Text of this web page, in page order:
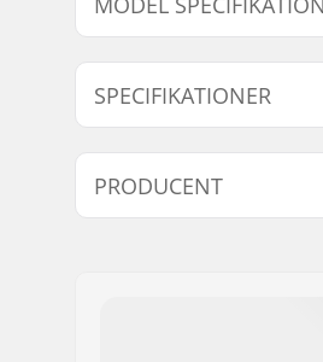
144
363g
SPECIFIKATIONER
Antal per pakke:
Truck type:
Monterings bolte:
PRODUCENT